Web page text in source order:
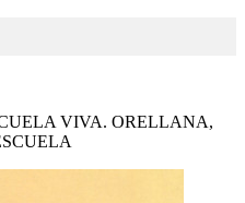
VIVA. ORELLANA,